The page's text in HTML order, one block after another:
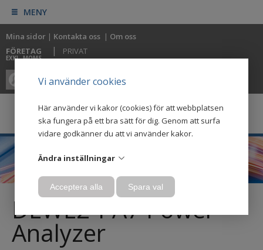
MENY
Vi använder cookies
Här använder vi kakor (cookies) för att webbplatsen
ska fungera på ett bra sätt för dig. Genom att surfa
vidare godkänner du att vi använder kakor.
Ändra inställningar
Acceptera alla Spara val
Mina sidor | Kontakta oss | Om oss
FÖRETAG
EXKL. MOMS
| PRIVAT
0 0
DEWE2-PA7 Power
Analyzer